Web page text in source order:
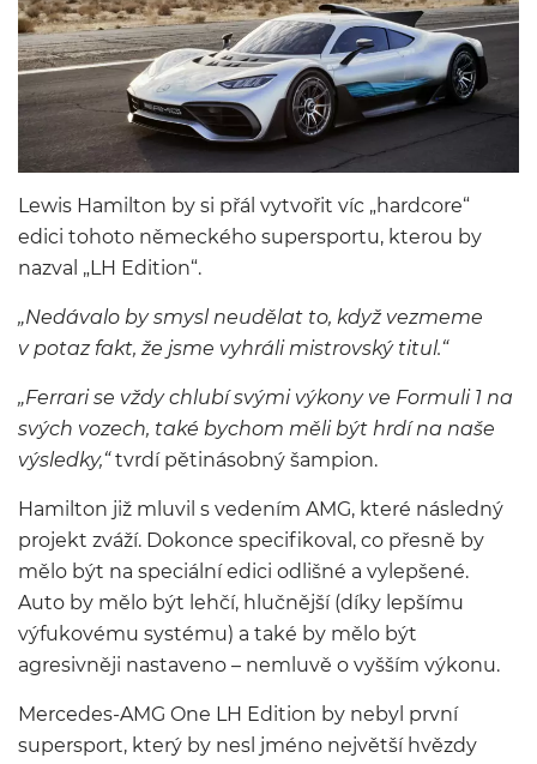
Lewis Hamilton by si přál vytvořit víc „hardcore“
edici tohoto německého supersportu, kterou by
nazval „LH Edition“.
„Nedávalo by smysl neudělat to, když vezmeme
v potaz fakt, že jsme vyhráli mistrovský titul.“
„Ferrari se vždy chlubí svými výkony ve Formuli 1 na
svých vozech, také bychom měli být hrdí na naše
výsledky,“tvrdí pětinásobný šampion.
Hamilton již mluvil s vedením AMG, které následný
projekt zváží. Dokonce specifikoval, co přesně by
mělo být na speciální edici odlišné a vylepšené.
Auto by mělo být lehčí, hlučnější (díky lepšímu
výfukovému systému) a také by mělo být
agresivněji nastaveno – nemluvě o vyšším výkonu.
Mercedes-AMG One LH Edition by nebyl první
supersport, který by nesl jméno největší hvězdy